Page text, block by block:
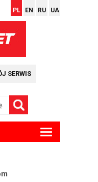
PL EN RU UA
SERWIS